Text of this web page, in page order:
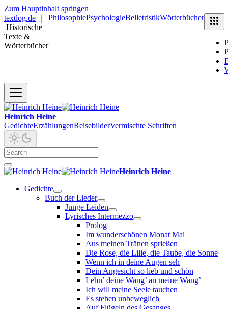
Zum Hauptinhalt springen
textlog.de
Historische
Texte &
Wörterbücher
PhilosophiePsychologieBelletristikWörterbücher
Heinrich Heine
GedichteErzählungenReisebilderVermischte Schriften
Heinrich Heine
Gedichte
Buch der Lieder
Junge Leiden
Lyrisches Intermezzo
Prolog
Im wunderschönen Monat Mai
Aus meinen Tränen sprießen
Die Rose, die Lilie, die Taube, die Sonne
Wenn ich in deine Augen seh
Dein Angesicht so lieb und schön
Lehn’ deine Wang’ an meine Wang’
Ich will meine Seele tauchen
Es stehen unbeweglich